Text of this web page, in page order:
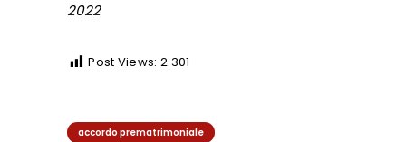
2022
Post Views: 2.301
accordo prematrimoniale